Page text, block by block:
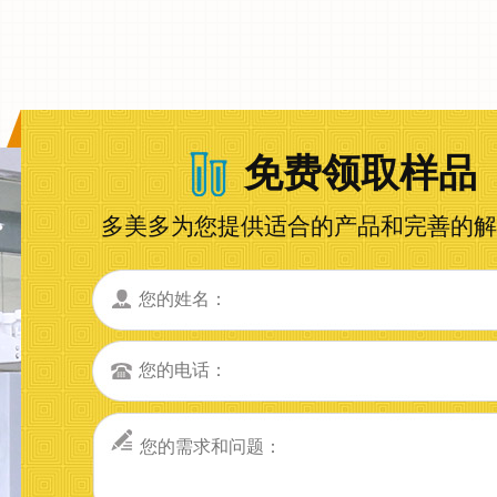
免费领取样品
多美多为您提供适合的产品和完善的